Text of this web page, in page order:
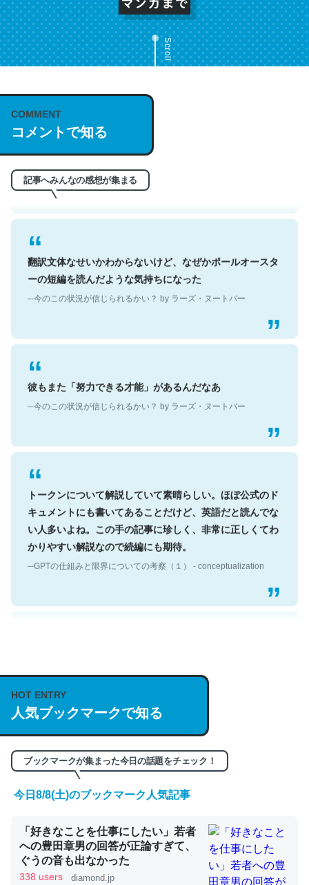
Scroll
COMMENT
コメントで知る
記事へみんなの感想が集まる
これは名文。彼はとてもクレバーなんだろうなと凄く思
う。英語少しでも読める人は原文もお勧め。自分はこの流
れ好き。Let’s Fucking Go. Then Covid hit. Shit.
翻訳文体なせいかわからないけど、なぜかポールオースタ
ーの短編を読んだような気持ちになった
彼もまた「努力できる才能」があるんだなあ
トークンについて解説していて素晴らしい。ほぼ公式のド
キュメントにも書いてあることだけど、英語だと読んでな
い人多いよね。この手の記事に珍しく、非常に正しくてわ
かりやすい解説なので続編にも期待。
https://isobe324649.hatenablog.com/entry/2023/03/27
/064121
─GPTの仕組みと限界についての考察（１） - conceptualization
くらい。小説でいう「ずっと前の伏線」は回収されないけ
ど、短期記憶というには多い分量。進化すればするほど分
かりやすく強くなりそう
─GPTの仕組みと限界についての考察（１） - conceptualization
HOT ENTRY
人気ブックマークで知る
ブックマークが集まった今日の話題をチェック！
今日8/8(土)のブックマーク人気記事
「好きなことを仕事にしたい」若者
への豊田章男の回答が正論すぎて、
ぐうの音も出なかった
338 users diamond.jp